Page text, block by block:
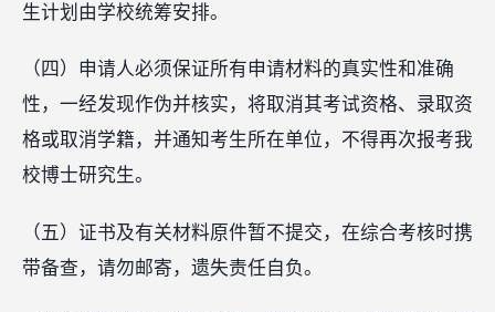
生计划由学校统筹安排。
（四）申请人必须保证所有申请材料的真实性和准确
性，一经发现作伪并核实，将取消其考试资格、录取资
格或取消学籍，并通知考生所在单位，不得再次报考我
校博士研究生。
（五）证书及有关材料原件暂不提交，在综合考核时携
带备查，请勿邮寄，遗失责任自负。